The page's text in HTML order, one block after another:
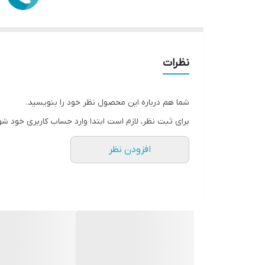
نظرات
شما هم درباره این محصول نظر خود را بنویسید.
برای ثبت نظر، لازم است ابتدا وارد حساب کاربری خود
افزودن نظر